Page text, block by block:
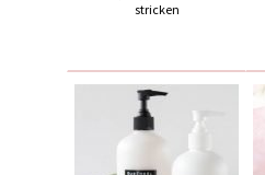
stricken